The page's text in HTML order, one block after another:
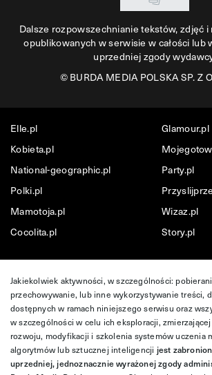
Dalsze rozpowszechnianie tekstów, zdjęć i
opublikowanych w serwisie w całości lub
uprzedniej zgody
©BURDA MEDIA POLSKA SP. Z
Elle.pl
Glamour.pl
Kobieta.pl
National-geographic.pl
Party.pl
Polki.pl
Mamotoja.pl
Wizaz.pl
Cocolita.pl
Story.pl
Jakiekolwiek aktywności, w szczególności:
przechowywanie, lub inne wykorzystywanie treści,
dostępnych w ramach niniejszego serwisu oraz
w szczególności w celu ich eksploracji,
rozwoju, modyfikacji i szkolenia systemów uczenia
algorytmów lub sztucznej inteligencji jest
uprzedniej, jednoznacznie wyrażonej zgody